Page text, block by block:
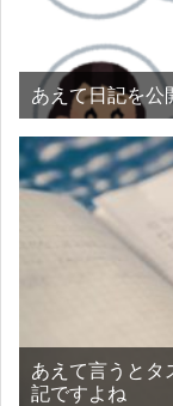
あえて日記を公
あえて言うとタ
記ですよね